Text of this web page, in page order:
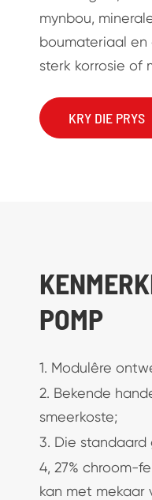
mynbou,
boumateriaal
sterk korrosie of
KRY DIE PRYS
POMP
1. Modulêre
2. Bekende
smeerkoste;
3. Die
4, 27% chroom-
kan met mekaar